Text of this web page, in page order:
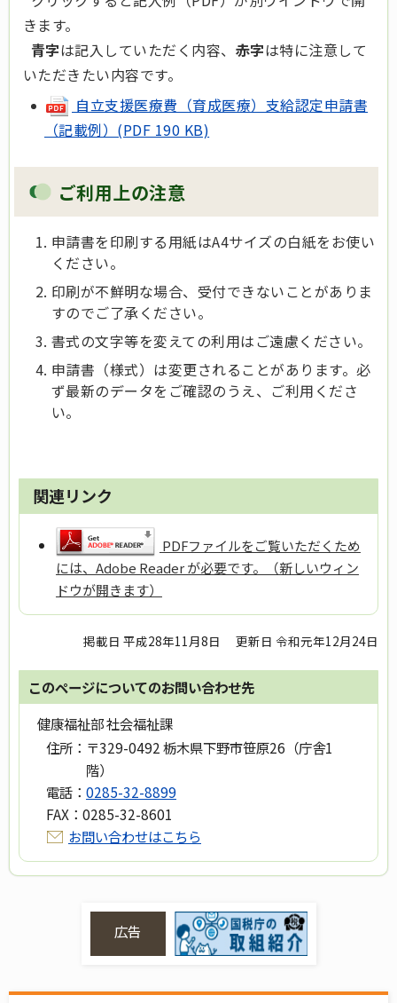
きます。
青字は記入していただく内容、 赤字は特に注意して
いただきたい内容です。
自立支援医療費（育成医療）支給認定申請書
（記載例）(PDF 190 KB)
ご利用上の注意
申請書を印刷する用紙はA4サイズの白紙をお使い
ください。
印刷が不鮮明な場合、受付できないことがありま
すのでご了承ください。
書式の文字等を変えての利用はご遠慮ください。
申請書（様式）は変更されることがあります。必
ず最新のデータをご確認のうえ、ご利用くださ
い。
関連リンク
PDFファイルをご覧いただくため
には、Adobe Reader が必要です。（新しいウィン
ドウが開きます）
掲載日 平成28年11月8日 更新日 令和元年12月24日
このページについてのお問い合わせ先
健康福祉部 社会福祉課
住所： 〒329-0492 栃木県下野市笹原26（庁舎1
階）
電話： 0285-32-8899
FAX： 0285-32-8601
お問い合わせはこちら
広告